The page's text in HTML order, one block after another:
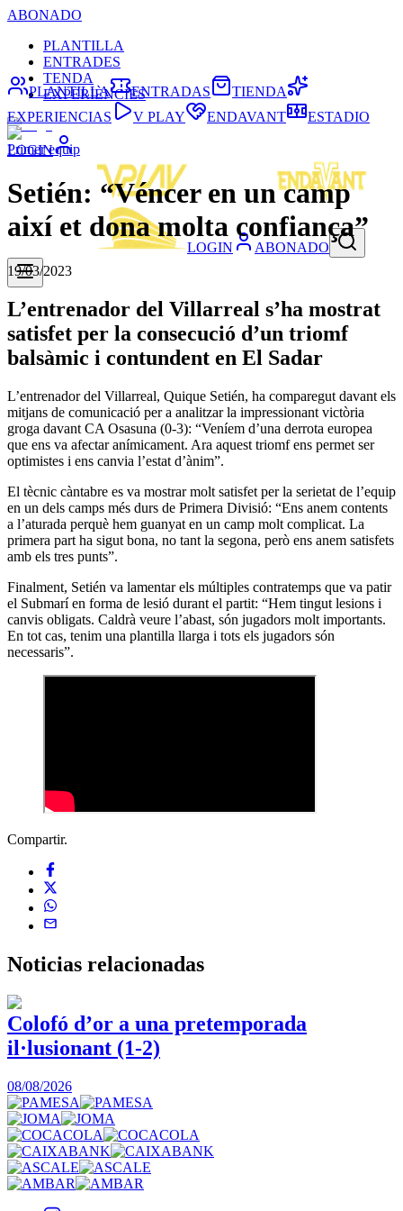
ABONADO
PLANTILLA
ENTRADES
TENDA
EXPERIÈNCIES
LOGIN
LOGIN ABONADO
PLANTILLA ENTRADAS
TIENDA
EXPERIENCIAS
V PLAY ENDAVANT ESTADIO
Primer equip
Setién: “Véncer en un camp
així et dona molta confiança”
19/03/2023
L’entrenador del Villarreal s’ha mostrat
satisfet per la consecució d’un triomf
balsàmic i contundent en El Sadar
L’entrenador del Villarreal, Quique Setién, ha comparegut davant els
mitjans de comunicació per a analitzar la impressionant victòria
groga davant CA Osasuna (0-3): “Veníem d’una derrota europea
que ens va afectar anímicament. Ara aquest triomf ens permet ser
optimistes i ens canvia l’estat d’ànim”.
El tècnic càntabre es va mostrar molt satisfet per la serietat de l’equip
en un dels camps més durs de Primera Divisió: “Ens anem contents
a l’aturada perquè hem guanyat en un camp molt complicat. La
primera part ha sigut bona, no tant la segona, però ens anem satisfets
amb els tres punts”.
Finalment, Setién va lamentar els múltiples contratemps que va patir
el Submarí en forma de lesió durant el partit: “Hem tingut lesions i
canvis obligats. Caldrà veure l’abast, són jugadors molt importants.
En tot cas, tenim una plantilla llarga i tots els jugadors són
necessaris”.
Compartir.
Noticias relacionadas
Colofó d’or a una pretemporada
il·lusionant (1-2)
08/08/2026